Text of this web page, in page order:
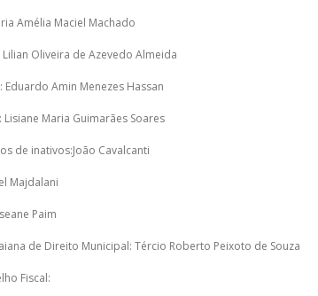
Amélia Maciel Machado
Oliveira de Azevedo Almeida
Amin Menezes Hassan
Maria Guimarães Soares
de inativos:João Cavalcanti
Majdalani
Paim
de Direito Municipal: Tércio Roberto Peixoto de Souza
Fiscal: